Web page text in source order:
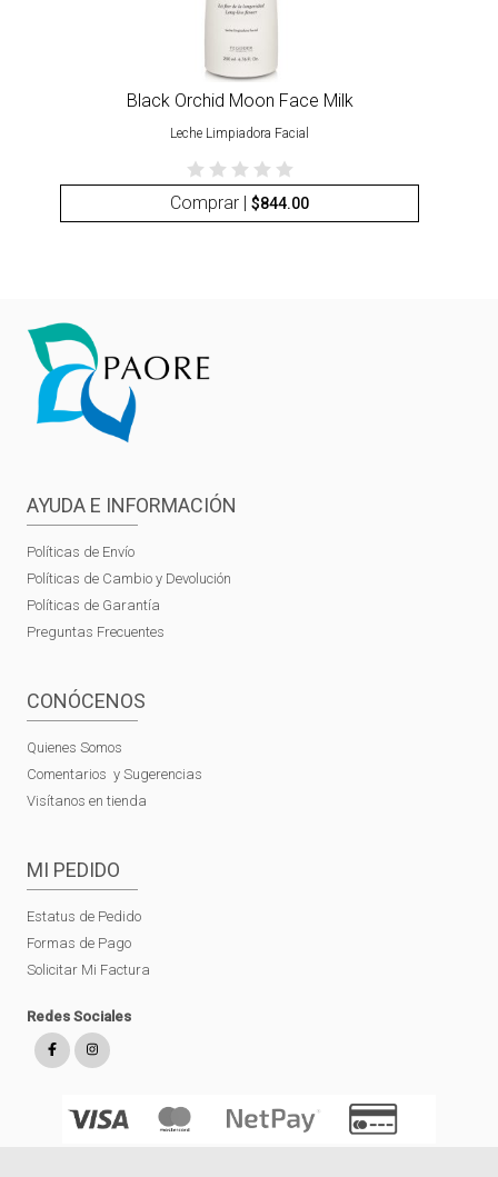
Black Orchid Moon Face Milk
Leche Limpiadora Facial
Comprar |$844.00
AYUDA E INFORMACIÓN
Políticas de Envío
Políticas de Cambio y Devolución
Políticas de Garantía
Preguntas Frecuentes
CONÓCENOS
Quienes Somos
Comentarios y Sugerencias
Visítanos en tienda
MI PEDIDO
Estatus de Pedido
Formas de Pago
Solicitar Mi Factura
Redes Sociales